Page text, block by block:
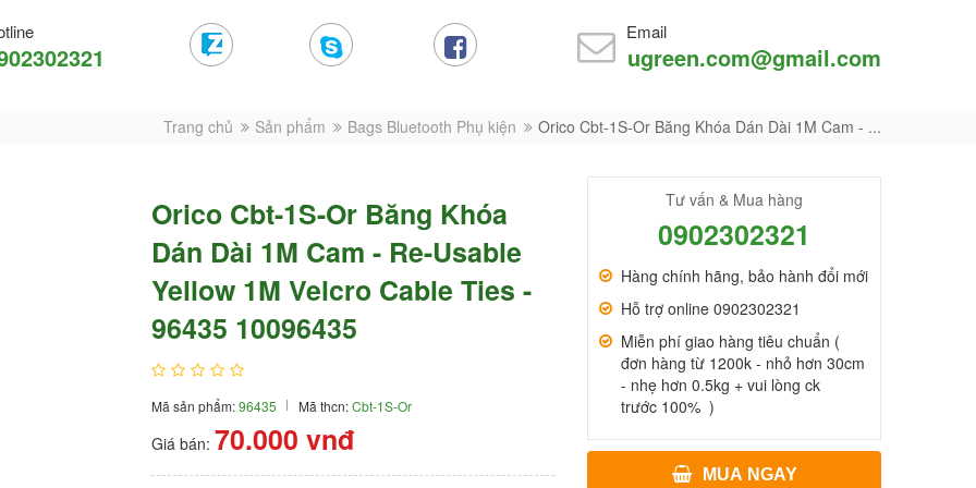
Email
ugreen.com@gmail.com
Trang chủ Sản phẩm Bags Bluetooth Phụ kiện Orico Cbt-1S-Or Băng Khóa Dán Dài 1M Cam - ...
Orico Cbt-1S-Or Băng Khóa
Dán Dài 1M Cam - Re-Usable
Yellow 1M Velcro Cable Ties -
96435 10096435
Mã sản phẩm:96435 Mã thcn:Cbt-1S-Or
Giá bán: 70.000 vnđ
Tư vấn & Mua hàng
0902302321
Hàng chính hãng, bảo hành đổi mới
Hỗ trợ online 0902302321
Miễn phí giao hàng tiêu chuẩn (
đơn hàng từ 1200k - nhỏ hơn 30cm
- nhẹ hơn 0.5kg + vui lòng ck
trước 100% )
MUA NGAY